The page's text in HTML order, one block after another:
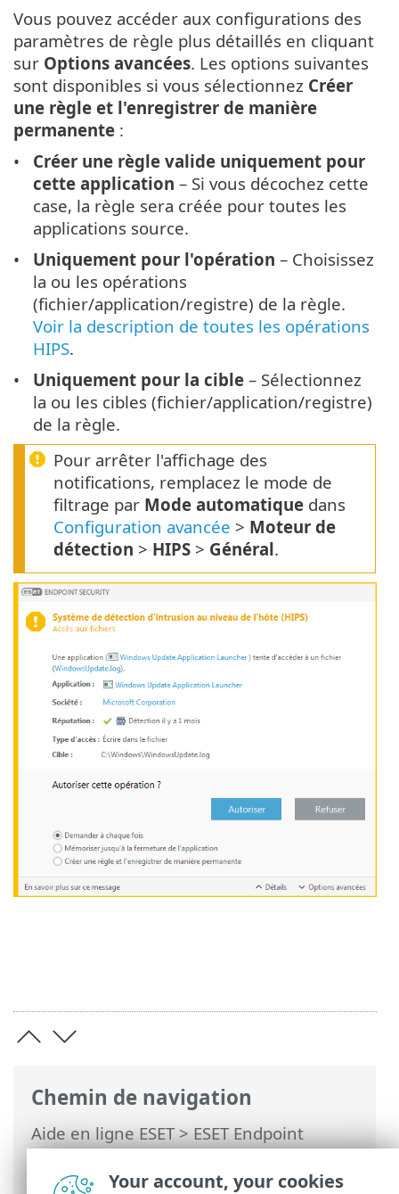
Chemin de navigation
Aide en ligne ESET>ESET Endpoint
Security>Configuration avancée>
Protections>HIPS> Fenêtre interactive
Vous pouvez accéder aux configurations des
paramètres de règle plus détaillés en cliquant
sur Options avancées. Les options suivantes
sont disponibles si vous sélectionnez Créer
une règle et l'enregistrer de manière
permanente :
Créer une règle valide uniquement pour
cette application – Si vous décochez cette
case, la règle sera créée pour toutes les
applications source.
Uniquement pour l'opération – Choisissez
la ou les opérations
(fichier/application/registre) de la règle.
Voir la description de toutes les opérations
HIPS.
Uniquement pour la cible – Sélectionnez
la ou les cibles (fichier/application/registre)
de la règle.
Pour arrêter l'affichage des
notifications, remplacez le mode de
filtrage par Mode automatique dans
Configuration avancée > Moteur de
détection > HIPS > Général.
Your account, your cookies